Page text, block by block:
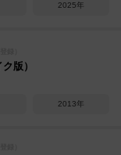
2025年
版）
2013年